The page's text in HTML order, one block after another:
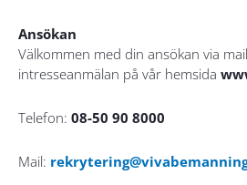
Ansökan
Välkommen med din ansökan via
intresseanmälan på vår hemsida
Telefon: 08-50 90 8000
Mail: